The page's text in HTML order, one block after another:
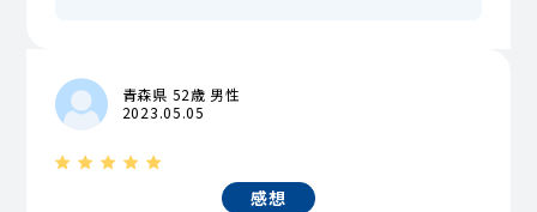
青森県 52歳 男性
2023.05.05
感想